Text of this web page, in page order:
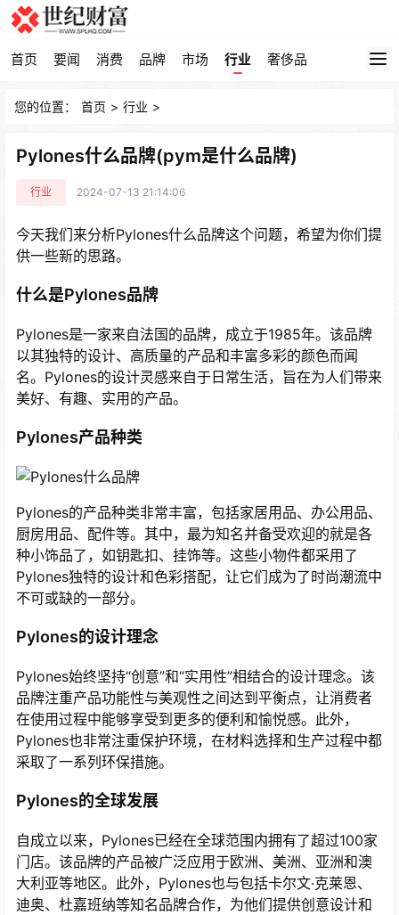
首页 要闻 消费 品牌 市场 行业 奢侈品
您的位置： 首页 > 行业 >
Pylones什么品牌(pym是什么品牌)
行业 2024-07-13 21:14:06
今天我们来分析Pylones什么品牌这个问题，希望为你们提
供一些新的思路。
什么是Pylones品牌
Pylones是一家来自法国的品牌，成立于1985年。该品牌
以其独特的设计、高质量的产品和丰富多彩的颜色而闻
名。Pylones的设计灵感来自于日常生活，旨在为人们带来
美好、有趣、实用的产品。
Pylones产品种类
Pylones的产品种类非常丰富，包括家居用品、办公用品、
厨房用品、配件等。其中，最为知名并备受欢迎的就是各
种小饰品了，如钥匙扣、挂饰等。这些小物件都采用了
Pylones独特的设计和色彩搭配，让它们成为了时尚潮流中
不可或缺的一部分。
Pylones的设计理念
Pylones始终坚持“创意”和“实用性”相结合的设计理念。该
品牌注重产品功能性与美观性之间达到平衡点，让消费者
在使用过程中能够享受到更多的便利和愉悦感。此外，
Pylones也非常注重保护环境，在材料选择和生产过程中都
采取了一系列环保措施。
Pylones的全球发展
自成立以来，Pylones已经在全球范围内拥有了超过100家
门店。该品牌的产品被广泛应用于欧洲、美洲、亚洲和澳
大利亚等地区。此外，Pylones也与包括卡尔文·克莱恩、
迪奥、杜嘉班纳等知名品牌合作，为他们提供创意设计和